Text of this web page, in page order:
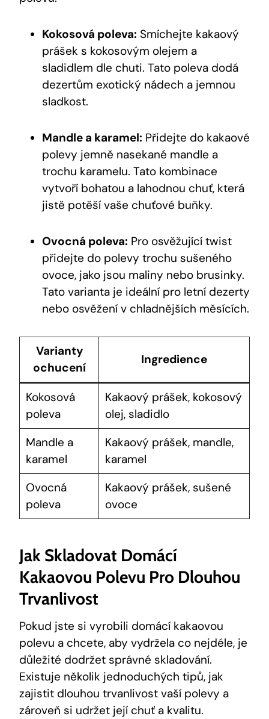
Kokosová poleva: Smíchejte kakaový
prášek s kokosovým olejem a
sladidlem dle chuti. Tato poleva dodá
dezertům exotický nádech a jemnou
sladkost.
Mandle a karamel: Přidejte do kakaové
polevy jemně nasekané mandle a
trochu karamelu. Tato kombinace
vytvoří bohatou a lahodnou chuť, která
jistě potěší vaše chuťové buňky.
Ovocná poleva: Pro osvěžující twist
přidejte do polevy trochu sušeného
ovoce, jako jsou maliny nebo brusinky.
Tato varianta je ideální pro letní dezerty
nebo osvěžení v chladnějších měsících.
Varianty
ochucení
Ingredience
Kokosová
poleva
Kakaový prášek, kokosový
olej, sladidlo
Mandle a
karamel
Kakaový prášek, mandle,
karamel
Ovocná
poleva
Kakaový prášek, sušené
ovoce
Jak Skladovat Domácí
Kakaovou Polevu Pro Dlouhou
Trvanlivost
Pokud jste si vyrobili domácí kakaovou
polevu a chcete, aby vydržela co nejdéle, je
důležité dodržet správné skladování.
Existuje několik jednoduchých tipů, jak
zajistit dlouhou trvanlivost vaší polevy a
zároveň si udržet její chuť a kvalitu.